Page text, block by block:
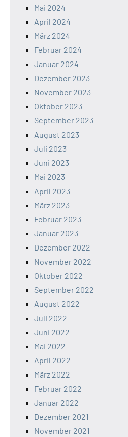
Mai 2024
April 2024
März 2024
Februar 2024
Januar 2024
Dezember 2023
November 2023
Oktober 2023
September 2023
August 2023
Juli 2023
Juni 2023
Mai 2023
April 2023
März 2023
Februar 2023
Januar 2023
Dezember 2022
November 2022
Oktober 2022
September 2022
August 2022
Juli 2022
Juni 2022
Mai 2022
April 2022
März 2022
Februar 2022
Januar 2022
Dezember 2021
November 2021